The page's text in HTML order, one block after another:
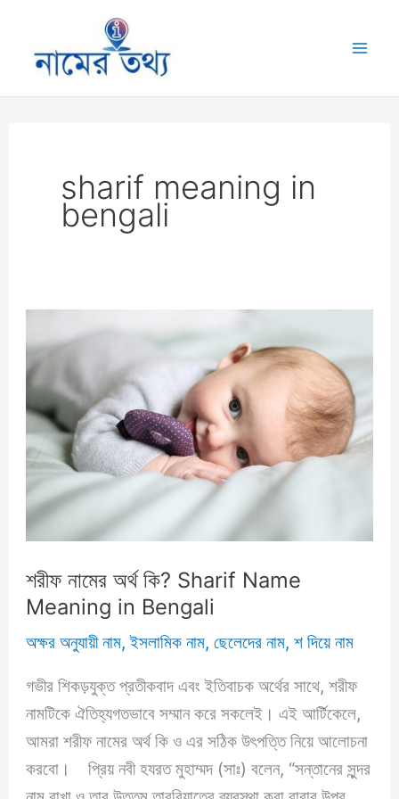
content
sharif meaning in
bengali
শরীফ নামের অর্থ কি? Sharif Name
Meaning in Bengali
অক্ষর অনুযায়ী নাম,ইসলামিক নাম,ছেলেদের নাম,শ দিয়ে নাম
গভীর শিকড়যুক্ত প্রতীকবাদ এবং ইতিবাচক অর্থের সাথে, শরীফ
নামটিকে ঐতিহ্যগতভাবে সম্মান করে সকলেই। এই আর্টিকেলে,
আমরা শরীফ নামের অর্থ কি ও এর সঠিক উৎপত্তি নিয়ে আলোচনা
করবো। প্রিয় নবী হযরত মুহাম্মদ (সাঃ) বলেন, “সন্তানের সুন্দর